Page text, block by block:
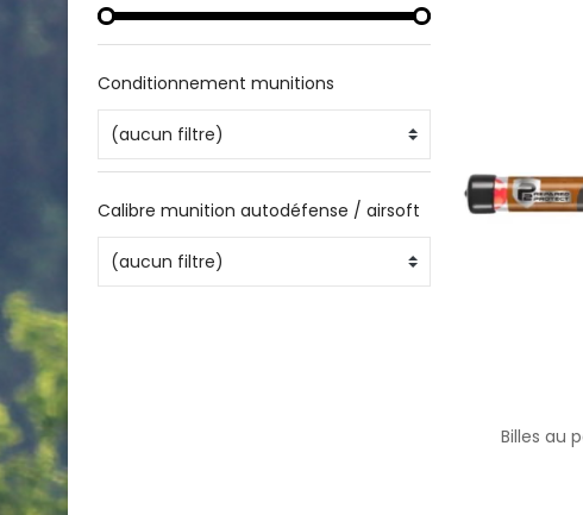
Conditionnement munitions
(aucun filtre)
Calibre munition autodéfense / airsoft
(aucun filtre)
Billes au